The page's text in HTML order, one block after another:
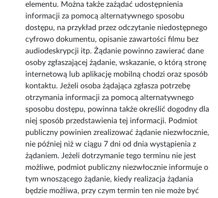
elementu. Można także zażądać udostępnienia
informacji za pomocą alternatywnego sposobu
dostępu, na przykład przez odczytanie niedostępnego
cyfrowo dokumentu, opisanie zawartości filmu bez
audiodeskrypcji itp. Żądanie powinno zawierać dane
osoby zgłaszającej żądanie, wskazanie, o którą stronę
internetową lub aplikację mobilną chodzi oraz sposób
kontaktu. Jeżeli osoba żądająca zgłasza potrzebę
otrzymania informacji za pomocą alternatywnego
sposobu dostępu, powinna także określić dogodny dla
niej sposób przedstawienia tej informacji. Podmiot
publiczny powinien zrealizować żądanie niezwłocznie,
nie później niż w ciągu 7 dni od dnia wystąpienia z
żądaniem. Jeżeli dotrzymanie tego terminu nie jest
możliwe, podmiot publiczny niezwłocznie informuje o
tym wnoszącego żądanie, kiedy realizacja żądania
będzie możliwa, przy czym termin ten nie może być